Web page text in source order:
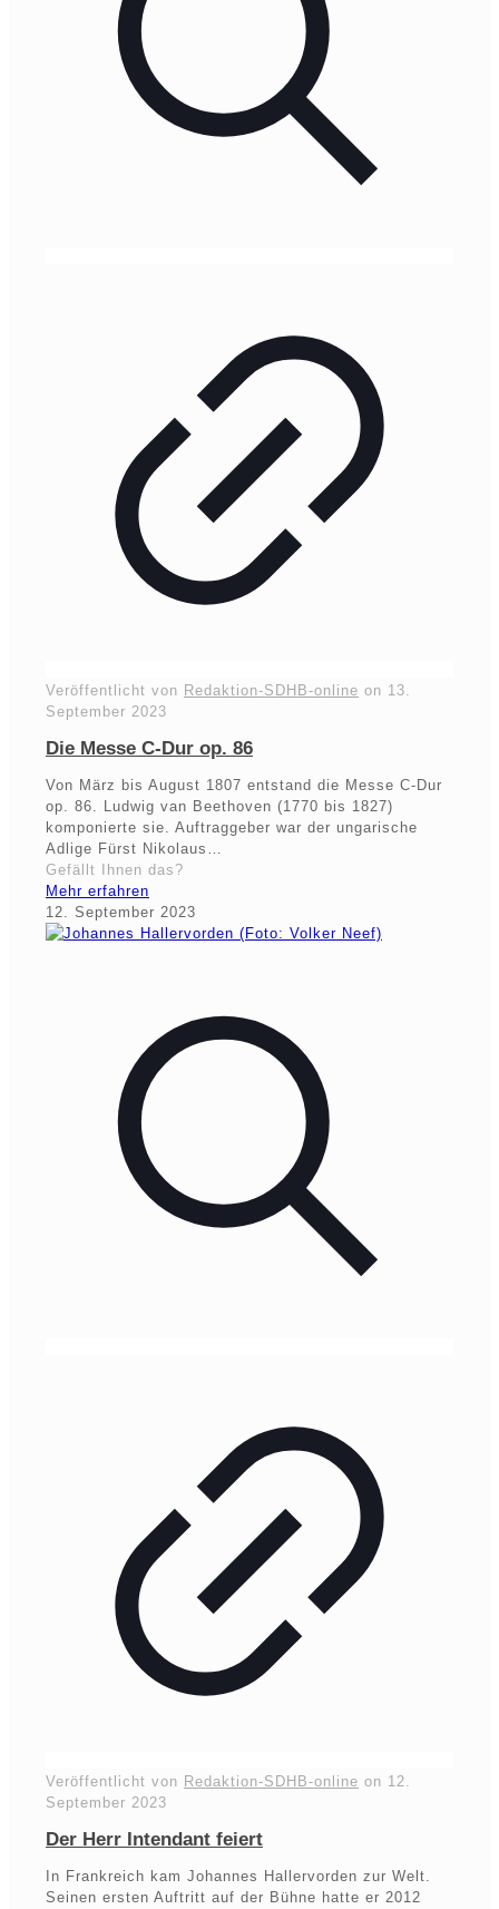
Veröffentlicht von Redaktion-SDHB-online on 13.
September 2023
Die Messe C-Dur op. 86
Von März bis August 1807 entstand die Messe C-Dur
op. 86. Ludwig van Beethoven (1770 bis 1827)
komponierte sie. Auftraggeber war der ungarische
Adlige Fürst Nikolaus…
Gefällt Ihnen das?
Mehr erfahren
12. September 2023
Veröffentlicht von Redaktion-SDHB-online on 12.
September 2023
Der Herr Intendant feiert
In Frankreich kam Johannes Hallervorden zur Welt.
Seinen ersten Auftritt auf der Bühne hatte er 2012